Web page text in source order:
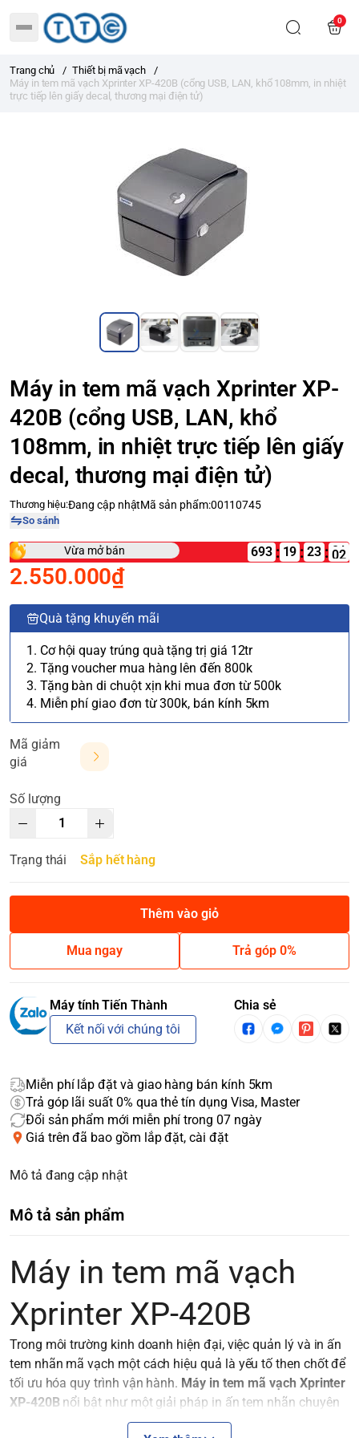
0
Trang chủ / Thiết bị mã vạch
/
Máy in tem mã vạch Xprinter XP-420B (cổng USB, LAN, khổ 108mm, in nhiệt
trực tiếp lên giấy decal, thương mại điện tử)
Máy in tem mã vạch Xprinter XP-
420B (cổng USB, LAN, khổ
108mm, in nhiệt trực tiếp lên giấy
decal, thương mại điện tử)
Thương hiệu:Đang cập nhậtMã sản phẩm:00110745
So sánh
Vừa mở bán 693 : 19 : :
2.550.000₫
Quà tặng khuyến mãi
1. Cơ hội quay trúng quà tặng trị giá 12tr
2. Tặng voucher mua hàng lên đến 800k
3. Tặng bàn di chuột xịn khi mua đơn từ 500k
4. Miễn phí giao đơn từ 300k, bán kính 5km
Mã giảm
giá
Số lượng
Trạng thái Sắp hết hàng
Thêm vào giỏ
Mua ngay Trả góp 0%
Máy tính Tiến Thành
Kết nối với chúng tôi
Chia sẻ
Miễn phí lắp đặt và giao hàng bán kính 5km
Trả góp lãi suất 0% qua thẻ tín dụng Visa, Master
Đổi sản phẩm mới miễn phí trong 07 ngày
Giá trên đã bao gồm lắp đặt, cài đặt
Mô tả đang cập nhật
Mô tả sản phẩm
Máy in tem mã vạch
Xprinter XP-420B
Trong môi trường kinh doanh hiện đại, việc quản lý và in ấn
tem nhãn mã vạch một cách hiệu quả là yếu tố then chốt để
tối ưu hóa quy trình vận hành. Máy in tem mã vạch Xprinter
XP-420B nổi bật như một giải pháp in ấn tem nhãn chuyên
nghiệp, đáng tin cậy, đáp ứng nhu cầu đa dạng của các